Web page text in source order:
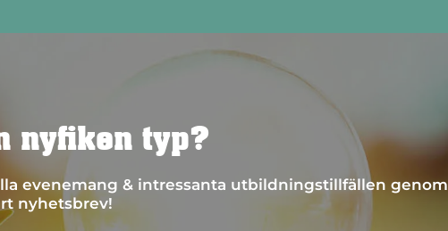
nyfiken typ?
evenemang & intressanta utbildningstillfällen genom
nyhetsbrev!